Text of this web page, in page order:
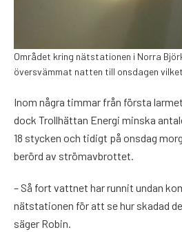
Området kring nätstationen i Norra
översvämmat natten till onsdagen
Inom några timmar från första
dock Trollhättan Energi minska
18 stycken och tidigt på onsdag
berörd av strömavbrottet.
– Så fort vattnet har runnit undan
nätstationen för att se hur skadad
säger Robin.